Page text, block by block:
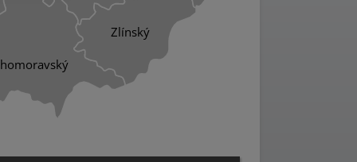
Zlínský